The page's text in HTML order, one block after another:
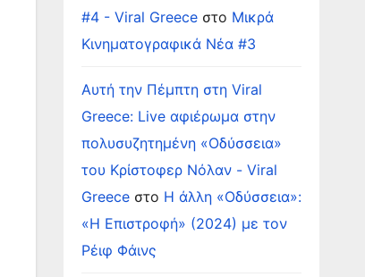
#4 - Viral Greeceστο Μικρά
Κινηματογραφικά Νέα #3
Αυτή την Πέμπτη στη Viral
Greece: Live αφιέρωμα στην
πολυσυζητημένη «Οδύσσεια»
του Κρίστοφερ Νόλαν - Viral
Greeceστο Η άλλη «Οδύσσεια»:
«Η Επιστροφή» (2024) με τον
Ρέιφ Φάινς